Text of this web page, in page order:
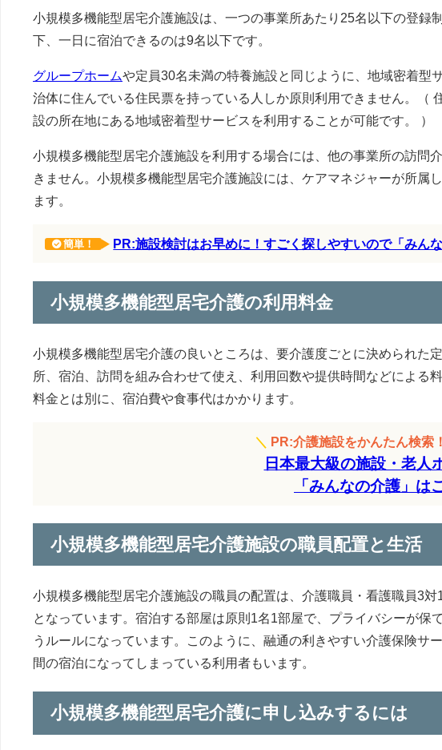
小規模多機能型居宅介護施設は、一つの事業所あたり25名以下の登録
下、一日に宿泊できるのは9名以下です。
グループホームや定員30名未満の特養施設と同じように、地域密着型
治体に住んでいる住民票を持っている人しか原則利用できません。（
設の所在地にある地域密着型サービスを利用することが可能です。 ）
小規模多機能型居宅介護施設を利用する場合には、他の事業所の訪問
きません。小規模多機能型居宅介護施設には、ケアマネジャーが所属
ます。
簡単！ PR:施設検討はお早めに！すごく探しやすいので「みん
小規模多機能型居宅介護の利用料金
小規模多機能型居宅介護の良いところは、要介護度ごとに決められた
所、宿泊、訪問を組み合わせて使え、利用回数や提供時間などによる
料金とは別に、宿泊費や食事代はかかります。
＼ PR:介護施設をかんたん検索
日本最大級の施設・老人
「みんなの介護」は
小規模多機能型居宅介護施設の職員配置と生活
小規模多機能型居宅介護施設の職員の配置は、介護職員・看護職員3
となっています。宿泊する部屋は原則1名1部屋で、プライバシーが
うルールになっています。このように、融通の利きやすい介護保険サ
間の宿泊になってしまっている利用者もいます。
小規模多機能型居宅介護に申し込みするには